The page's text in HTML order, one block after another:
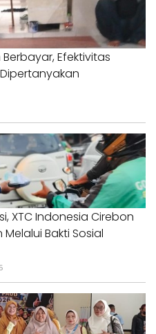
Berbayar, Efektivitas
XTC Indonesia Cirebon
Bakti Sosial